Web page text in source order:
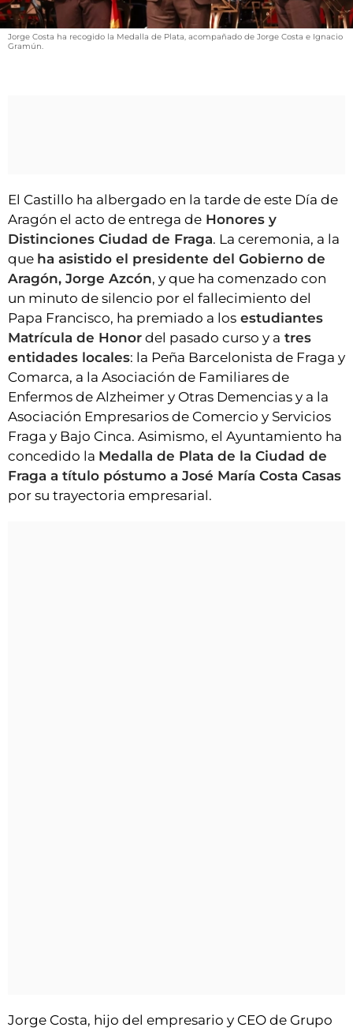
AGENDA
CARTELERA
INICIAR SESIÓN
Jorge Costa ha recogido la Medalla de Plata, acompañado de Jorge Costa e Ignacio
Gramún.
El Castillo ha albergado en la tarde de este Día de
Aragón el acto de entrega de Honores y
Distinciones Ciudad de Fraga. La ceremonia, a la
que ha asistido el presidente del Gobierno de
Aragón, Jorge Azcón, y que ha comenzado con
un minuto de silencio por el fallecimiento del
Papa Francisco, ha premiado a los estudiantes
Matrícula de Honor del pasado curso y a tres
entidades locales: la Peña Barcelonista de Fraga y
Comarca, a la Asociación de Familiares de
Enfermos de Alzheimer y Otras Demencias y a la
Asociación Empresarios de Comercio y Servicios
Fraga y Bajo Cinca. Asimismo, el Ayuntamiento ha
concedido la Medalla de Plata de la Ciudad de
Fraga a título póstumo a José María Costa Casas
por su trayectoria empresarial.
Jorge Costa, hijo del empresario y CEO de Grupo